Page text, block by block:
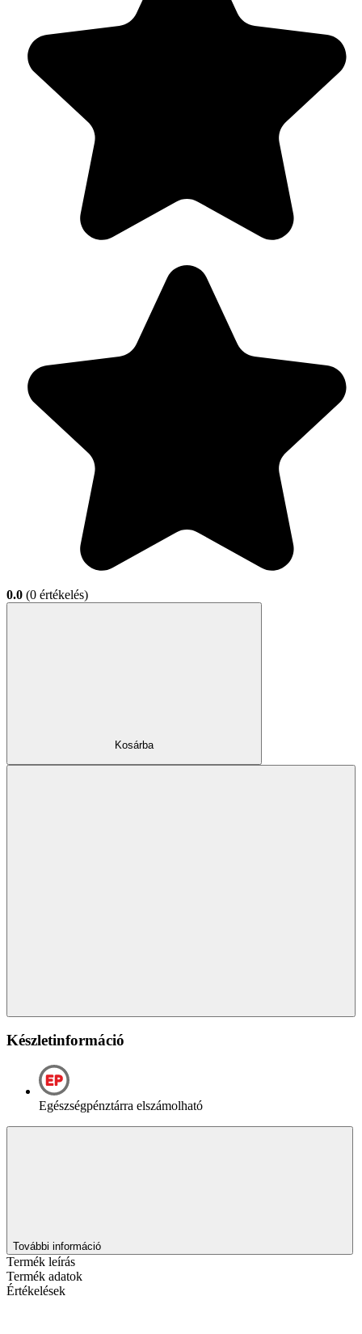
0.0 (0 értékelés)
Kosárba
Készletinformáció
Egészségpénztárra elszámolható
További információ
Termék leírás
Termék adatok
Értékelések